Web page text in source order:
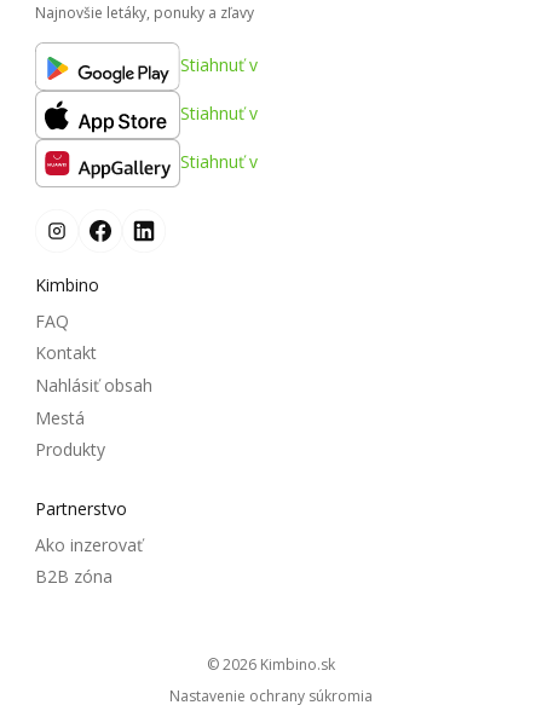
Najnovšie letáky, ponuky a zľavy
Stiahnuť v
Stiahnuť v
Stiahnuť v
Kimbino
FAQ
Kontakt
Nahlásiť obsah
Mestá
Produkty
Partnerstvo
Ako inzerovať
B2B zóna
© 2026
kimbino.sk
Nastavenie ochrany súkromia